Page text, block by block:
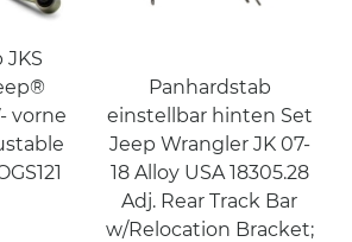
vorne
Panhardstab
einstellbar hinten Set
Jeep Wrangler JK 07-
18 Alloy USA 18305.28
Adj. Rear Track Bar
w/Relocation Bracket;